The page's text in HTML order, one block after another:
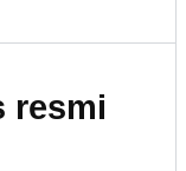
resmi